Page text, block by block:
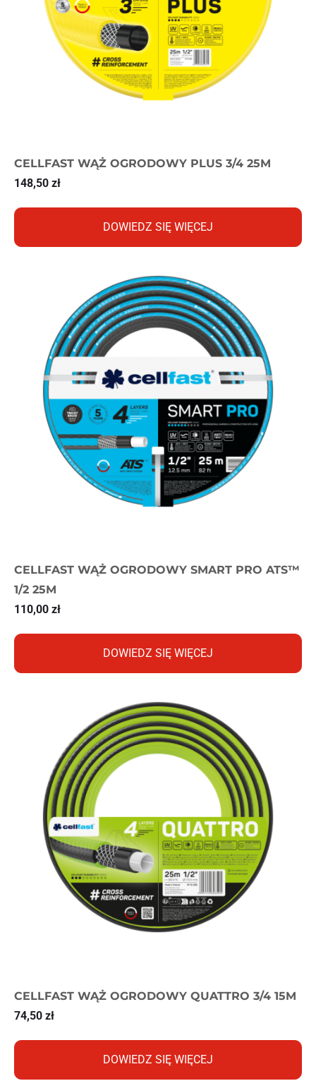
CELLFAST WĄŻ OGRODOWY PLUS 3/4 25M
148,50 zł
DOWIEDZ SIĘ WIĘCEJ
CELLFAST WĄŻ OGRODOWY SMART PRO ATS™
1/2 25M
110,00 zł
DOWIEDZ SIĘ WIĘCEJ
CELLFAST WĄŻ OGRODOWY QUATTRO 3/4 15M
74,50 zł
DOWIEDZ SIĘ WIĘCEJ